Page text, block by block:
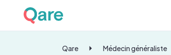
Qare Médecin généraliste